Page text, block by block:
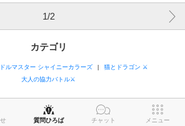
1/2
カテゴリ
ルマスター シャイニーカラーズ
猫とドラゴン ⚔
大人の協力バトル⚔
質問ひろば チャット メニュー